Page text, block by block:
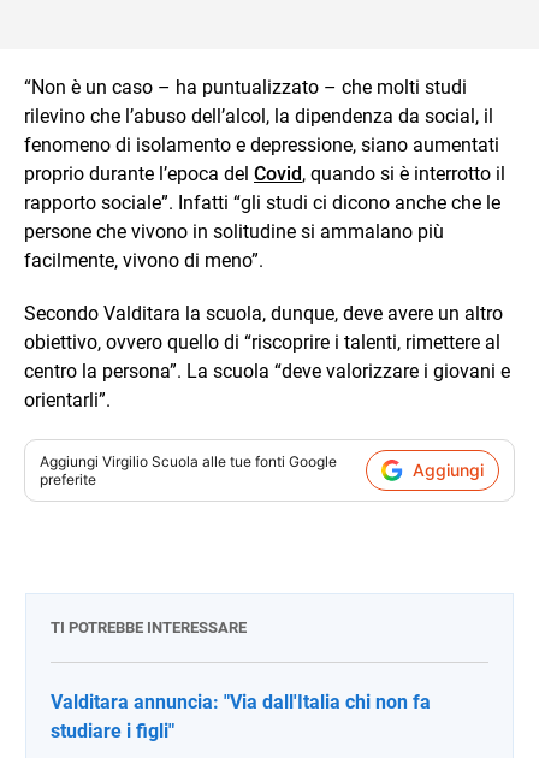
“Non è un caso – ha puntualizzato – che molti studi
rilevino che l’abuso dell’alcol, la dipendenza da social, il
fenomeno di isolamento e depressione, siano aumentati
proprio durante l’epoca del Covid, quando si è interrotto il
rapporto sociale”. Infatti “gli studi ci dicono anche che le
persone che vivono in solitudine si ammalano più
facilmente, vivono di meno”.
Secondo Valditara la scuola, dunque, deve avere un altro
obiettivo, ovvero quello di “riscoprire i talenti, rimettere al
centro la persona”. La scuola “deve valorizzare i giovani e
orientarli”.
Aggiungi Virgilio Scuola alle tue fonti Google
preferite
Aggiungi
TI POTREBBE INTERESSARE
Valditara annuncia: "Via dall'Italia chi non fa
studiare i figli"